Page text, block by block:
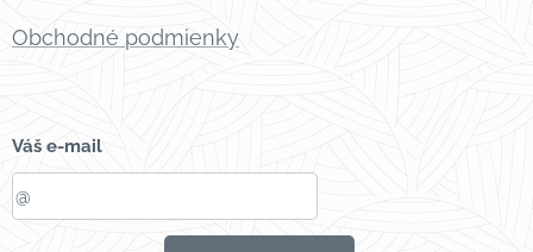
Obchodné podmienky
Váš e-mail